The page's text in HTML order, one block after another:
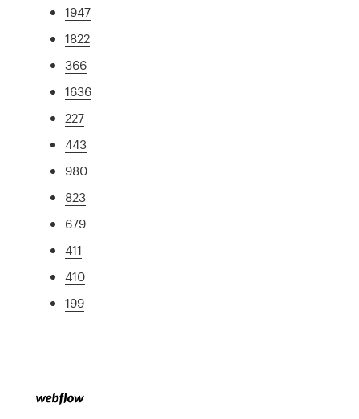
1947
1822
366
1636
227
443
980
823
679
411
410
199